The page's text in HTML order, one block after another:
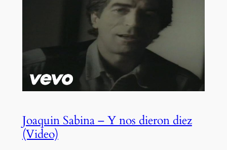
Joaquin Sabina – Y nos dieron diez
(Video)